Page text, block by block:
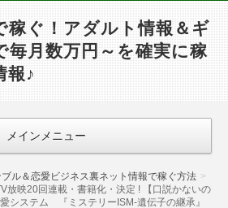
稼ぐ！アダルト情報＆ギ
毎月数万円～を確実に稼
報♪
メインメニュー
ル＆恋愛ビジネス裏ネット情報で稼ぐ方法
放映20回連載・書籍化・決定 ! 【口説かないの
システム 『ミステリーISM-遺伝子の継承』